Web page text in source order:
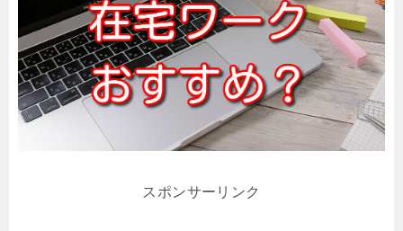
スポンサーリンク